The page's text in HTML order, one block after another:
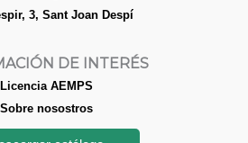
3, Sant Joan Despí
DE INTERÉS
Licencia AEMPS
Sobre nosostros